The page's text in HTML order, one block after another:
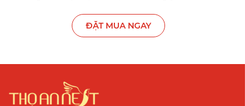
ĐẶT MUA NGAY